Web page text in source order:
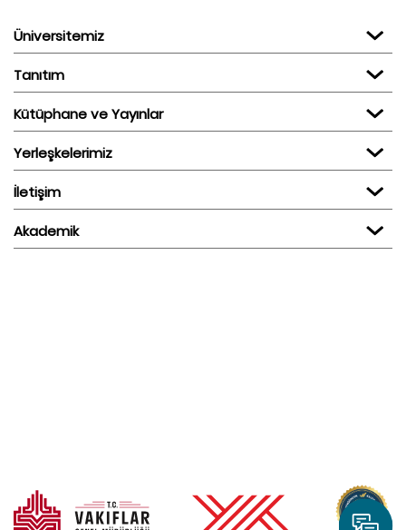
Üniversitemiz
Tanıtım
Kütüphane ve Yayınlar
Yerleşkelerimiz
İletişim
Akademik